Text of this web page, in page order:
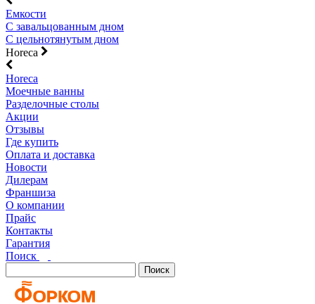
Емкости
С завальцованным дном
С цельнотянутым дном
Horeca
Horeca
Моечные ванны
Разделочные столы
Акции
Отзывы
Где купить
Оплата и доставка
Новости
Дилерам
Франшиза
О компании
Прайс
Контакты
Гарантия
Поиск
Поиск